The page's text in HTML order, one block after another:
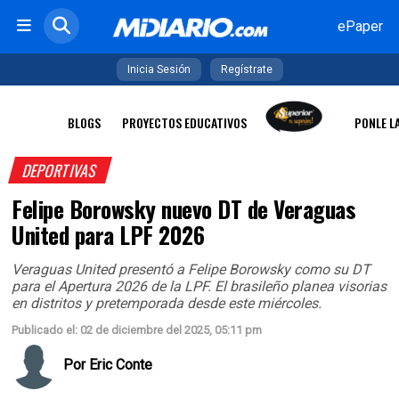
ePaper
Inicia Sesión Regístrate
BLOGS PROYECTOS EDUCATIVOS PONLE
DEPORTIVAS
Felipe Borowsky nuevo DT de Veraguas
United para LPF 2026
Veraguas United presentó a Felipe Borowsky como su DT
para el Apertura 2026 de la LPF. El brasileño planea visorias
en distritos y pretemporada desde este miércoles.​
Publicado el: 02 de diciembre del 2025, 05:11 pm
Por Eric Conte